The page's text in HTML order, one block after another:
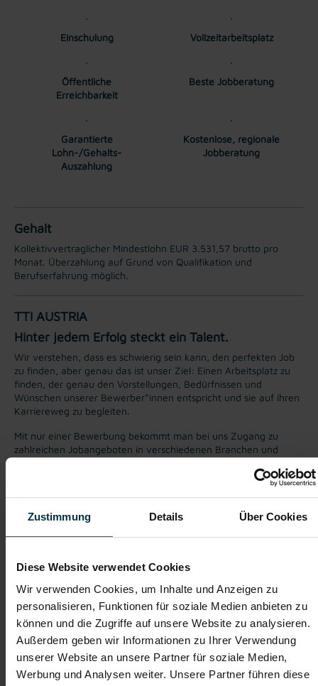
Zustimmung Details Über Cookies
Diese Website verwendet Cookies
Wir verwenden Cookies, um Inhalte und Anzeigen zu
personalisieren, Funktionen für soziale Medien anbieten zu
können und die Zugriffe auf unsere Website zu analysieren.
Außerdem geben wir Informationen zu Ihrer Verwendung
unserer Website an unsere Partner für soziale Medien,
Werbung und Analysen weiter. Unsere Partner führen diese
Einschulung Vollzeitarbeitsplatz
Öffentliche
Erreichbarkeit
Beste Jobberatung
Garantierte
Lohn-/Gehalts-
Auszahlung
Kostenlose, regionale
Jobberatung
Gehalt
Kollektivvertraglicher Mindestlohn EUR 3.531,57 brutto pro
Monat. Überzahlung auf Grund von Qualifikation und
Berufserfahrung möglich.
TTI AUSTRIA
Hinter jedem Erfolg steckt ein Talent.
Wir verstehen, dass es schwierig sein kann, den perfekten Job
zu finden, aber genau das ist unser Ziel: Einen Arbeitsplatz zu
finden, der genau den Vorstellungen, Bedürfnissen und
Wünschen unserer Bewerber*innen entspricht und sie auf ihren
Karriereweg zu begleiten.
Mit nur einer Bewerbung bekommt man bei uns Zugang zu
zahlreichen Jobangeboten in verschiedenen Branchen und
Soziale Absicherung durch
Fairnessabkommen
Tolle Aus- und
sowie Aufstiegsmöglichkeiten